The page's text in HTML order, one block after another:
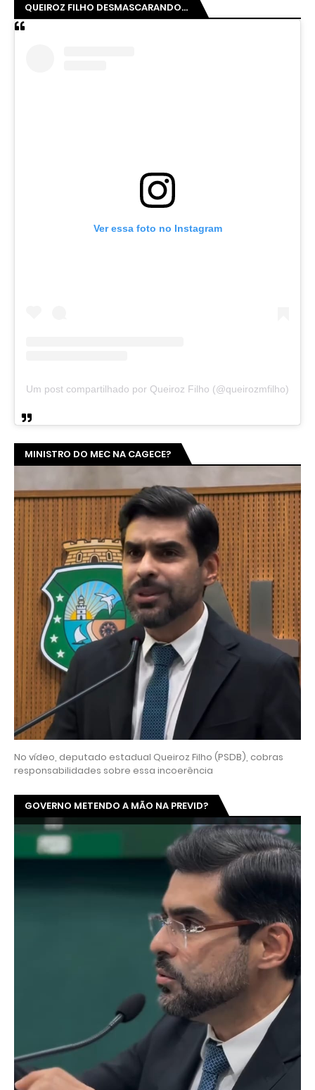
QUEIROZ FILHO DESMASCARANDO...
Ver essa foto no Instagram
Um post compartilhado por Queiroz Filho (@queirozmfilho)
MINISTRO DO MEC NA CAGECE?
No vídeo, deputado estadual Queiroz Filho (PSDB), cobras
responsabilidades sobre essa incoerência
GOVERNO METENDO A MÃO NA PREVID?